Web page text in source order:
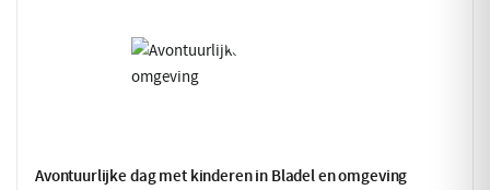
Avontuurlijke dag met kinderen in Bladel en omgeving